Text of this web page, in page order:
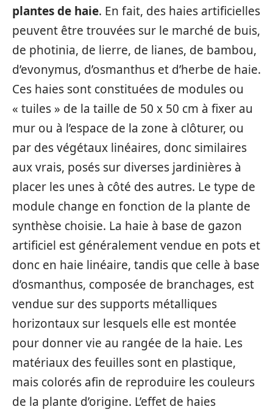
plantes de haie. En fait, des haies artificielles
peuvent être trouvées sur le marché de buis,
de photinia, de lierre, de lianes, de bambou,
d’evonymus, d’osmanthus et d’herbe de haie.
Ces haies sont constituées de modules ou
« tuiles » de la taille de 50 x 50 cm à fixer au
mur ou à l’espace de la zone à clôturer, ou
par des végétaux linéaires, donc similaires
aux vrais, posés sur diverses jardinières à
placer les unes à côté des autres. Le type de
module change en fonction de la plante de
synthèse choisie. La haie à base de gazon
artificiel est généralement vendue en pots et
donc en haie linéaire, tandis que celle à base
d’osmanthus, composée de branchages, est
vendue sur des supports métalliques
horizontaux sur lesquels elle est montée
pour donner vie au rangée de la haie. Les
matériaux des feuilles sont en plastique,
mais colorés afin de reproduire les couleurs
de la plante d’origine. L’effet de haies